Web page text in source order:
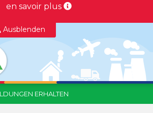
en savoir plus
Ausblenden
ERHALTEN